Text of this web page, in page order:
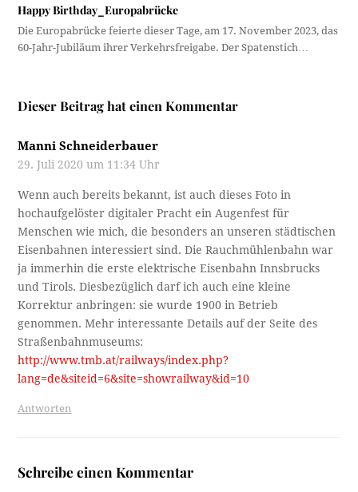
Happy Birthday_Europabrücke
Die Europabrücke feierte dieser Tage, am 17. November 2023, das
60-Jahr-Jubiläum ihrer Verkehrsfreigabe. Der Spatenstich…
Dieser Beitrag hat einen Kommentar
Manni Schneiderbauer
29. Juli 2020 um 11:34 Uhr
Wenn auch bereits bekannt, ist auch dieses Foto in
hochaufgelöster digitaler Pracht ein Augenfest für
Menschen wie mich, die besonders an unseren städtischen
Eisenbahnen interessiert sind. Die Rauchmühlenbahn war
ja immerhin die erste elektrische Eisenbahn Innsbrucks
und Tirols. Diesbezüglich darf ich auch eine kleine
Korrektur anbringen: sie wurde 1900 in Betrieb
genommen. Mehr interessante Details auf der Seite des
Straßenbahnmuseums:
http://www.tmb.at/railways/index.php?
lang=de&siteid=6&site=showrailway&id=10
Antworten
Schreibe einen Kommentar